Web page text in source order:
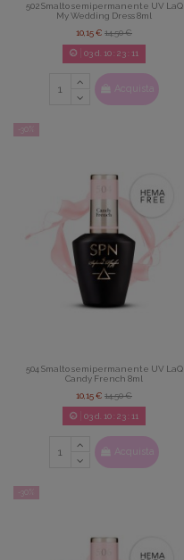
502 Smalto semipermanente UV LaQ
My Wedding Dress 8ml
10,15 € 14,50 €
03d. 10: 23: 09
Acquista
-30%
504 Smalto semipermanente UV LaQ
Candy French 8ml
10,15 € 14,50 €
03d. 10: 23: 09
Acquista
-30%